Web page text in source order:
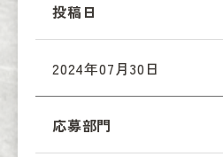
投稿日
2024年07月30日
応募部門